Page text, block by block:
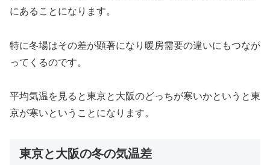
にあることになります。
特に冬場はその差が顕著になり暖房需要の違いにもつなが
ってくるのです。
平均気温を見ると東京と大阪のどっちが寒いかというと東
京が寒いということになります。
東京と大阪の冬の気温差